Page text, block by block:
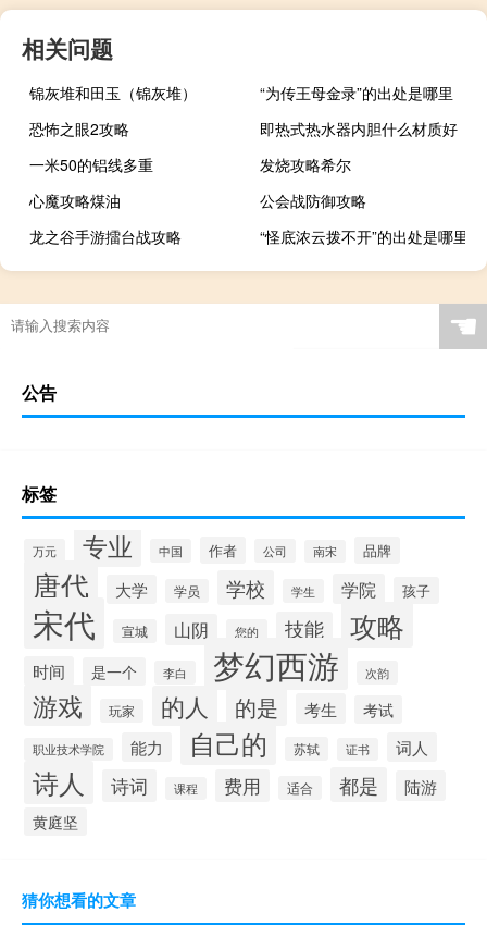
相关问题
锦灰堆和田玉（锦灰堆）
“为传王母金录”的出处是哪里
恐怖之眼2攻略
即热式热水器内胆什么材质好
一米50的铝线多重
发烧攻略希尔
心魔攻略煤油
公会战防御攻略
龙之谷手游擂台战攻略
“怪底浓云拨不开”的出处是哪里
☚
公告
标签
万元 专业 中国 作者 公司 南宋 品牌
唐代 大学 学员 学校 学生 学院 孩子
宋代 宣城 山阴 您的 技能 攻略
时间 是一个 李白 梦幻西游 次韵
游戏 玩家 的人 的是 考生 考试
职业技术学院 能力 自己的 苏轼 证书 词人
诗人 诗词 课程 费用 适合 都是 陆游
黄庭坚
猜你想看的文章